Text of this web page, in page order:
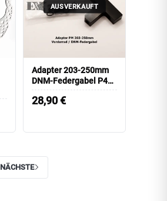
AUSVERKAUFT
Adapter 203-250mm
DNM-Federgabel P47
POST MOUNT
28,90€
NÄCHSTE